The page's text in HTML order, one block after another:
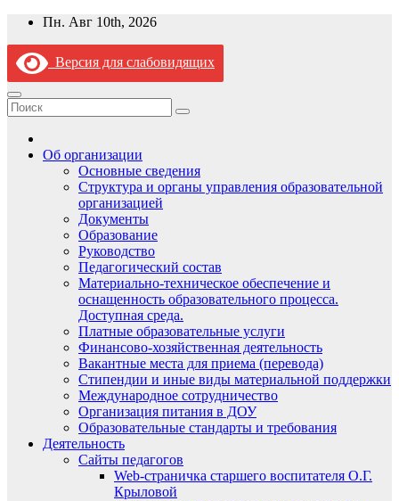
Перейти
содержимому
Пн. Авг 10th, 2026
Версия для слабовидящих
Об организации
Основные сведения
Структура и органы управления образовательной
организацией
Документы
Образование
Руководство
Педагогический состав
Материально-техническое обеспечение и
оснащенность образовательного процесса.
Доступная среда.
Платные образовательные услуги
Финансово-хозяйственная деятельность
Вакантные места для приема (перевода)
Стипендии и иные виды материальной поддержки
Международное сотрудничество
Организация питания в ДОУ
Образовательные стандарты и требования
Деятельность
Сайты педагогов
Web-страничка старшего воспитателя О.Г.
Крыловой